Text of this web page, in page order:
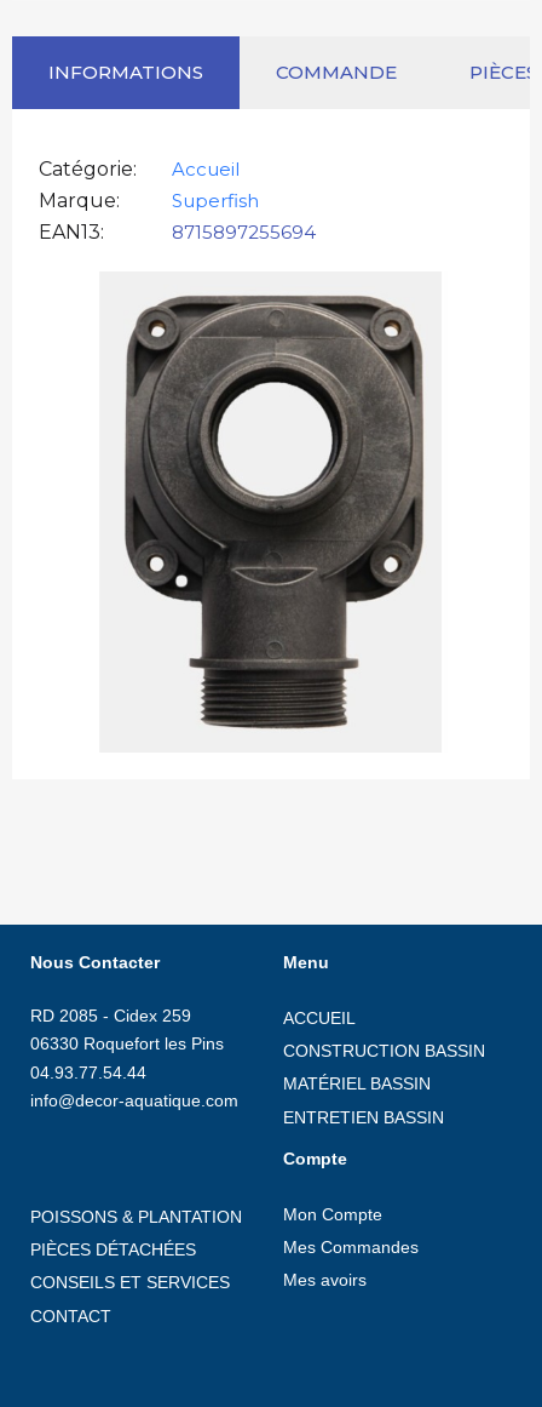
INFORMATIONS COMMANDE
Catégorie
Accueil
Marque
Superfish
EAN13
8715897255694
Nous Contacter
RD 2085 - Cidex 259
06330 Roquefort les Pins
04.93.77.54.44
info@decor-aquatique.com
Menu
ACCUEIL
CONSTRUCTION BASSIN
MATÉRIEL BASSIN
ENTRETIEN BASSIN
POISSONS & PLANTATION
PIÈCES DÉTACHÉES
CONSEILS ET SERVICES
CONTACT
Compte
Mon Compte
Mes Commandes
Mes avoirs